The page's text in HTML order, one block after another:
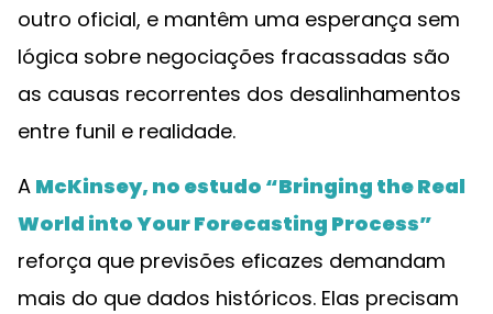
outro oficial, e mantêm uma esperança sem
lógica sobre negociações fracassadas são
as causas recorrentes dos desalinhamentos
entre funil e realidade.
A McKinsey, no estudo “Bringing the Real
World into Your Forecasting Process”
reforça que previsões eficazes demandam
mais do que dados históricos. Elas precisam